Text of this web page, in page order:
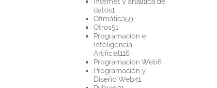
datos11
producto
Ofimática5959
Otros5151
productos
Programación e
Inteligencia
Artificial116116
productos
Programación Web66
Programación y
Diseño Web4141